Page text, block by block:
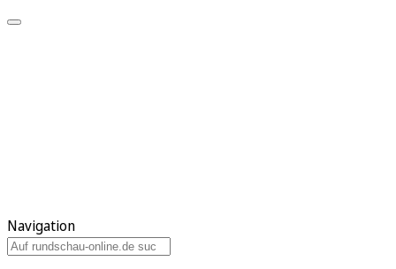
Navigation